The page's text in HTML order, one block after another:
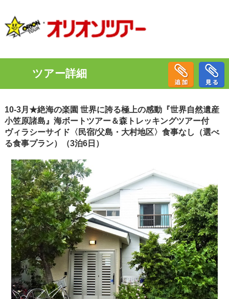
ツアー詳細
10-3月★絶海の楽園 世界に誇る極上の感動『世界自然遺産
小笠原諸島』海ボートツアー＆森トレッキングツアー付
ヴィラシーサイド〈民宿/父島・大村地区〉食事なし（選べ
る食事プラン）（3泊6日）